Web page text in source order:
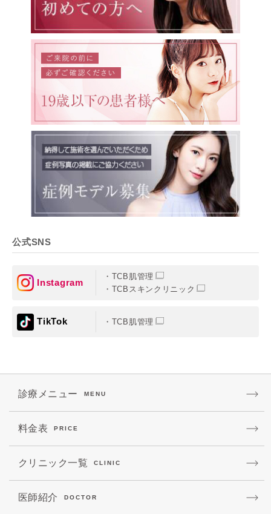
公式SNS
Instagram
TCB肌管理
TCBスキンクリニック
TikTok TCB肌管理
診療メニュー MENU
料金表 PRICE
クリニック一覧 CLINIC
医師紹介 DOCTOR